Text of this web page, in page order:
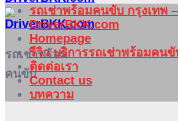
รถเช่าพร้อม
คนขับ
รถเช่าพร้อมคนขับ กรุงเทพ –
DriverBKK.com
Homepage
รีวิว บริการรถเช่าพร้อมคนขั
ติดต่อเรา
Contact us
บทความ